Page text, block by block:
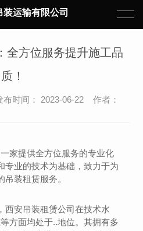
装运输有限公司
全方位服务提升施工品
质！
时间： 2023-06-22 作者：
家提供全方位服务的专业化
专业的技术为基础，致力于为
装租赁服务。
西安吊装租赁公司在技术水
方面均处于..地位。其拥有多